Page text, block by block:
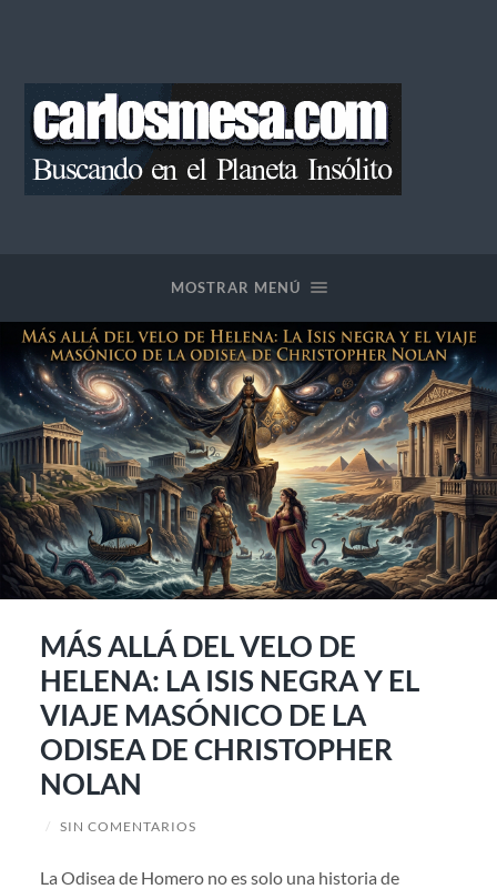
MOSTRAR MENÚ
MÁS ALLÁ DEL VELO DE
HELENA: LA ISIS NEGRA Y EL
VIAJE MASÓNICO DE LA
ODISEA DE CHRISTOPHER
NOLAN
/ SIN COMENTARIOS
La Odisea de Homero no es solo una historia de